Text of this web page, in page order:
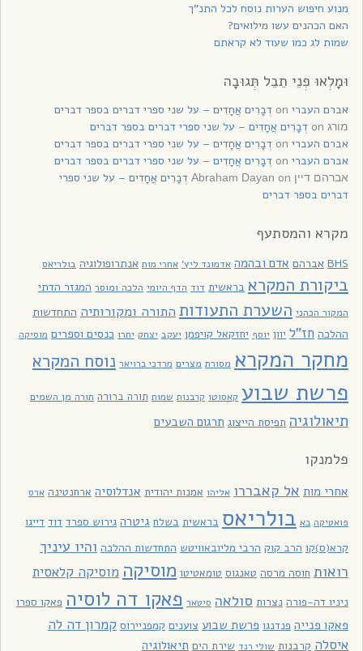
מנוע חיפוש הערות נוסח לכל התנ”ך
האם הכהנים עשו מילואים?
שמות לג כמו שעוד לא קראתם
וּמָלְאוּ פְנֵי תֵבֵל תְּגוּבָה
אברם העברי דְבָרִים אֲחָדִים – על שני ספרי דברים בספר דברים
מורג
דְבָרִים אֲחָדִים – על שני ספרי דברים בספר דברים
אברם העברי
דְבָרִים אֲחָדִים – על שני ספרי דברים בספר דברים
אברם העברי
דְבָרִים אֲחָדִים – על שני ספרי דברים בספר דברים
אברהם דיין Abraham Dayan on
דְבָרִים אֲחָדִים – על שני ספרי
דברים בספר דברים
מקרא והמסתעף
BHS אברהם אדם ובהמה אדמונד ליץ' אחרי מות אנתרופולוגיה בולריאס
ביקורת המקרא בראשית דוד הדף היומי הלכה ומוסר המגזר הדתי
המקור הכהני השערת התעודות התורה ומקורותיה התחדשות
ההלכה חז"ל יוון יוסף יחזקאל קויפמן יעקב יצחק יתרו כנסים וספרים מוסיקה
מחקר המקרא מסורת מצרים מרדכי ברויאר נוסח המקרא
פרשת שבוע קאסוטו קרבנות שמות תורה ברורה תורה מן השמים
תיאולוגיה תפיסת הייצוג תרגום השבעים
פלמנקו
אחרי מות אל קאבררו אליהו אמנות יהודית אנדלוסיה ארחנטינה ארס
פואטיקה בא בולריאס בראשית בשלח גיטרה גירוש ספרד דוד דייגו
קרא(ס)קו הרב קוק הרבי מליובאוויטש התחדשות ההלכה והיו עיניך
רואות חוסה מרסה טאנגוס טומאטיטו מוסיקה מוסיקה קלאסית
ניניו דה-פורה נצרות סולאה סיטאר פאקו דה לוסיה פאקו ספרו
פאקו פנייה פנדנגו פרשת שבוע צוענים קמפניירוס קמרון דה לה
איסלה קרבנות שולי רנד שירת הים תיאולוגיה